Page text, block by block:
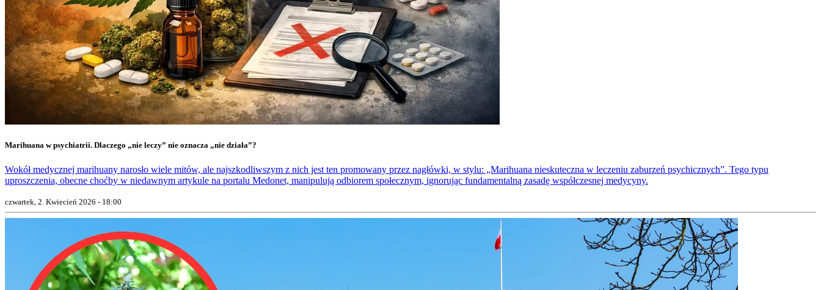
Marihuana w psychiatrii. Dlaczego „nie leczy” nie oznacza „nie działa”?
Wokół medycznej marihuany narosło wiele mitów, ale najszkodliwszym z nich jest ten promowany przez nagłówki, w stylu: „Marihuana nieskuteczna w leczeniu zaburzeń psychicznych”. Tego typu
uproszczenia, obecne choćby w niedawnym artykule na portalu Medonet, manipulują odbiorem społecznym, ignorując fundamentalną zasadę współczesnej medycyny.
czwartek, 2. Kwiecień 2026 - 18:00